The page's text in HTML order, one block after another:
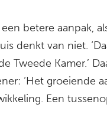
betere aanpak,
denkt van niet.
Tweede Kamer.’
‘Het groeiende
Een